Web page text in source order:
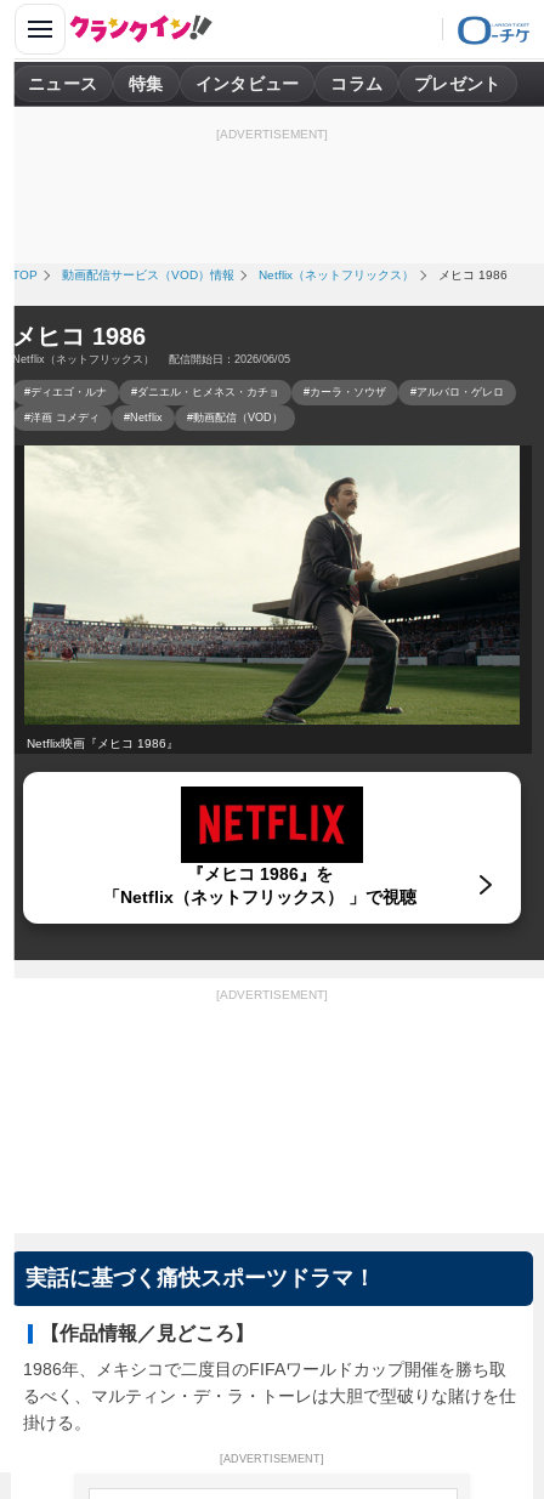
ニュース 特集 インタビュー コラム プレゼント
[ADVERTISEMENT]
TOP 動画配信サービス（VOD）情報 Netflix（ネットフリックス） メヒコ 1986
メヒコ 1986
Netflix（ネットフリックス） 配信開始日：2026/06/05
#ディエゴ・ルナ #ダニエル・ヒメネス・カチョ #カーラ・ソウザ #アルバロ・ゲレロ
#洋画 コメディ #Netflix #動画配信（VOD）
Netflix映画『メヒコ 1986』
『メヒコ 1986』を
「Netflix（ネットフリックス） 」で視聴
[ADVERTISEMENT]
実話に基づく痛快スポーツドラマ！
【作品情報／見どころ】
1986年、メキシコで二度目のFIFAワールドカップ開催を勝ち取
るべく、マルティン・デ・ラ・トーレは大胆で型破りな賭けを仕
掛ける。
[ADVERTISEMENT]